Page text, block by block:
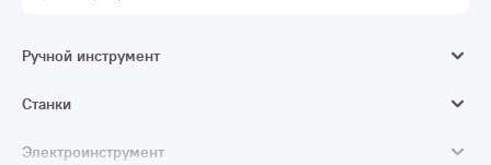
Ручной инструмент
Станки
Электроинструмент